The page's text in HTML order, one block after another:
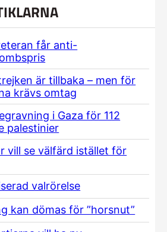
får anti-
är tillbaka – men för
krävs omtag
i Gaza för 112
palestinier
vill se välfärd istället för
valrörelse
kan dömas för ”horsnut”